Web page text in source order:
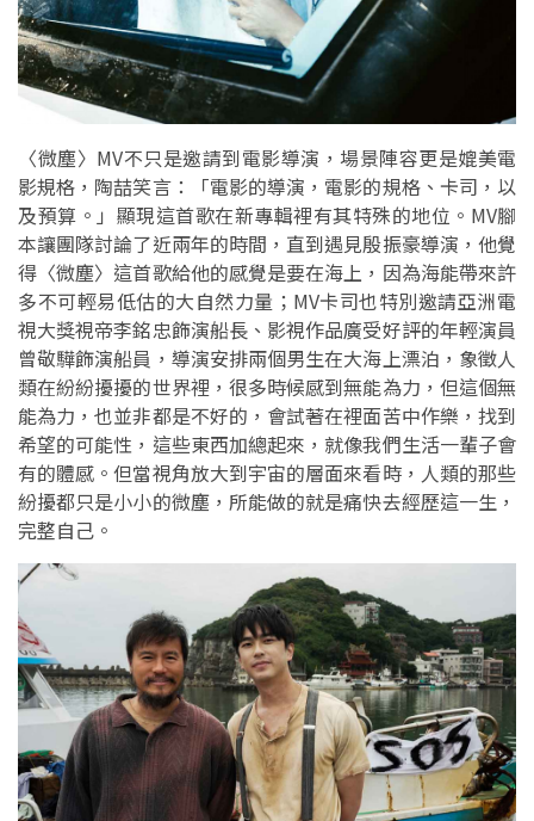
〈微塵〉MV不只是邀請到電影導演，場景陣容更是媲美電
影規格，陶喆笑言：「電影的導演，電影的規格、卡司，以
及預算。」顯現這首歌在新專輯裡有其特殊的地位。MV腳
本讓團隊討論了近兩年的時間，直到遇見殷振豪導演，他覺
得〈微塵〉這首歌給他的感覺是要在海上，因為海能帶來許
多不可輕易低估的大自然力量；MV卡司也特別邀請亞洲電
視大獎視帝李銘忠飾演船長、影視作品廣受好評的年輕演員
曾敬驊飾演船員，導演安排兩個男生在大海上漂泊，象徵人
類在紛紛擾擾的世界裡，很多時候感到無能為力，但這個無
能為力，也並非都是不好的，會試著在裡面苦中作樂，找到
希望的可能性，這些東西加總起來，就像我們生活一輩子會
有的體感。但當視角放大到宇宙的層面來看時，人類的那些
紛擾都只是小小的微塵，所能做的就是痛快去經歷這一生，
完整自己。